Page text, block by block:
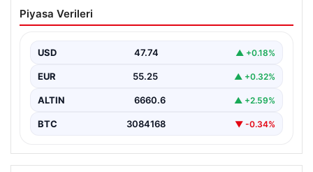
Bahçeli ile görüştü
Piyasa Verileri
USD 47.74 ▲ +0.18%
EUR 55.25 ▲ +0.32%
ALTIN 6660.6 ▲ +2.59%
BTC 3084168 ▼ -0.34%